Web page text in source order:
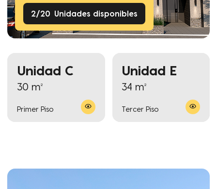
2/20 Unidades disponibles
Unidad C
30 m²
Primer Piso
Unidad E
34 m²
Tercer Piso